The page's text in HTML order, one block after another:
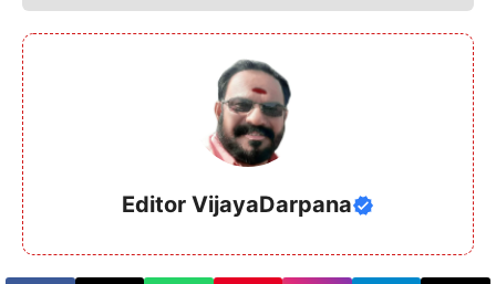
Editor VijayaDarpana